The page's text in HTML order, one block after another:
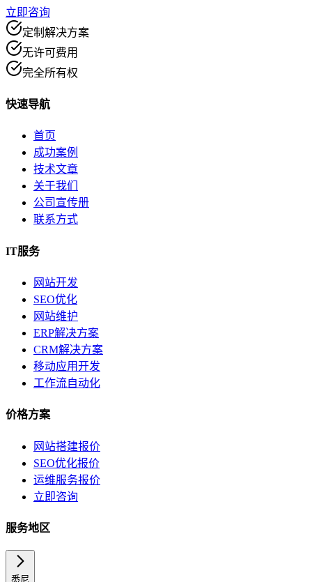
立即咨询
定制解决方案
无许可费用
完全所有权
快速导航
首页
成功案例
技术文章
关于我们
公司宣传册
联系方式
IT服务
网站开发
SEO优化
网站维护
ERP解决方案
CRM解决方案
移动应用开发
工作流自动化
价格方案
网站搭建报价
SEO优化报价
运维服务报价
立即咨询
服务地区
悉尼